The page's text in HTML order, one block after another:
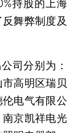
持股的上海
舞弊制度及
司分别为：
高明区瑞贝
电气有限公
京凯祥电光